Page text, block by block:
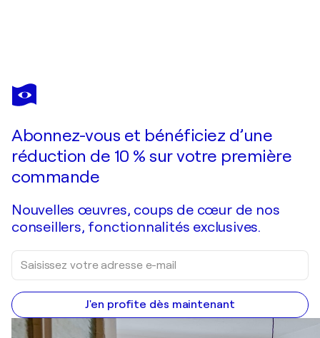
ELENA BARÓN
Wild Goldbloom (escultura)
Abonnez-vous et bénéficiez d’une
réduction de 10 % sur votre première
commande
Nouvelles œuvres, coups de cœur de nos
conseillers, fonctionnalités exclusives.
J'en profite dès maintenant